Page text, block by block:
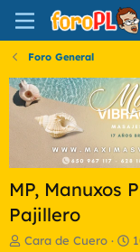
Foro General
MP, Manuxos
Pajillero
I
Cara de Cuero
F